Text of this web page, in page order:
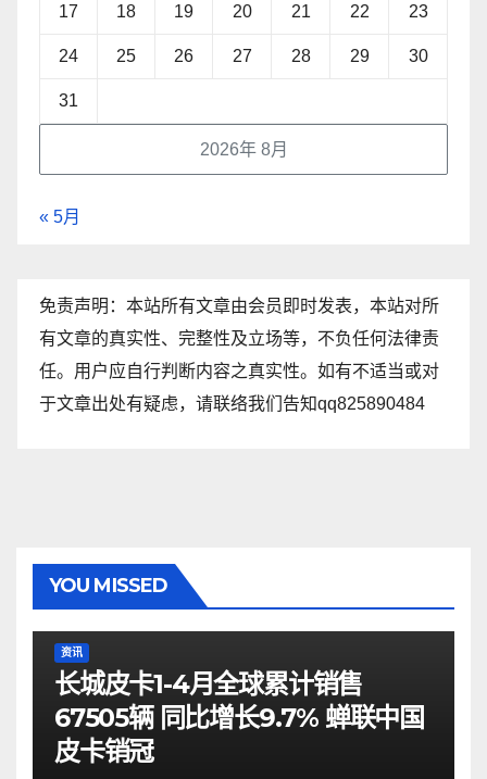
2026年 8月
17 18 19 20 21 22 23
24 25 26 27 28 29 30
31
« 5月
免责声明：本站所有文章由会员即时发表，本站对所
有文章的真实性、完整性及立场等，不负任何法律责
任。用户应自行判断内容之真实性。如有不适当或对
于文章出处有疑虑，请联络我们告知qq825890484
YOU MISSED
资讯
长城皮卡1-4月全球累计销售
67505辆 同比增长9.7% 蝉联中国
皮卡销冠